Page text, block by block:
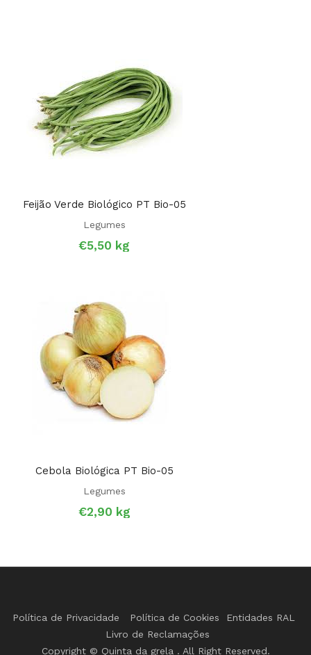
Feijão Verde Biológico PT Bio-05
Legumes
€5,50 kg
Cebola Biológica PT Bio-05
Legumes
€2,90 kg
Política de Privacidade Política de Cookies
Entidades RAL
Livro de Reclamações
Copyright © Quinta da grela . All Right Reserved.